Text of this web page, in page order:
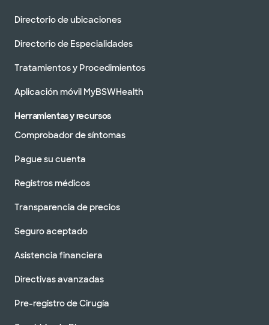
Directorio de ubicaciones
Directorio de Especialidades
Tratamientos y Procedimientos
Aplicación móvil MyBSWHealth
Herramientas y recursos
Comprobador de síntomas
Pague su cuenta
Registros médicos
Transparencia de precios
Seguro aceptado
Asistencia financiera
Directivas avanzadas
Pre-registro de Cirugía